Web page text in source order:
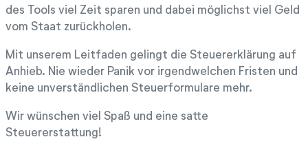
des Tools viel Zeit sparen und dabei möglichst viel Geld
vom Staat zurückholen.
Mit unserem Leitfaden gelingt die Steuererklärung auf
Anhieb. Nie wieder Panik vor irgendwelchen Fristen und
keine unverständlichen Steuerformulare mehr.
Wir wünschen viel Spaß und eine satte
Steuererstattung!